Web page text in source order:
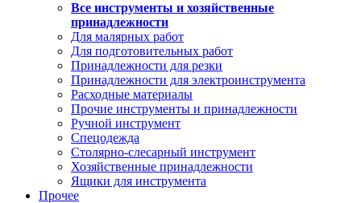
Все инструменты и хозяйственные
принадлежности
Для малярных работ
Для подготовительных работ
Принадлежности для резки
Принадлежности для электроинструмента
Расходные материалы
Прочие инструменты и принадлежности
Ручной инструмент
Спецодежда
Столярно-слесарный инструмент
Хозяйственные принадлежности
Ящики для инструмента
Прочее